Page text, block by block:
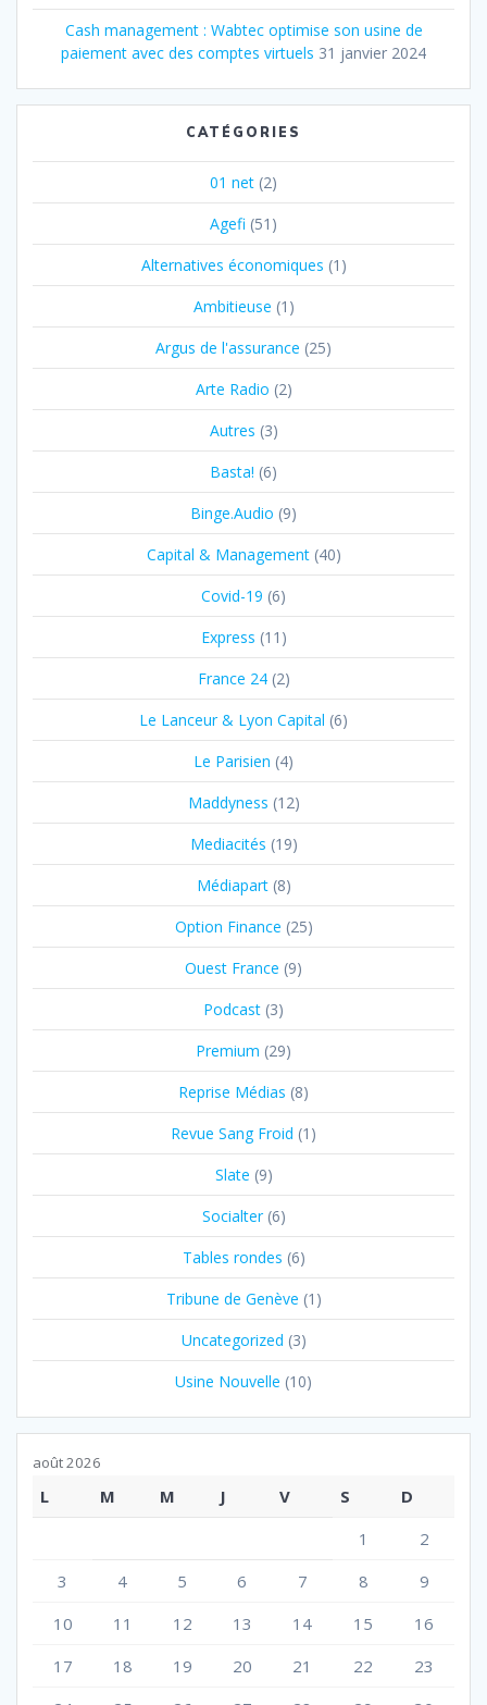
Cash management : Wabtec optimise son usine de
paiement avec des comptes virtuels 31 janvier 2024
CATÉGORIES
01 net (2)
Agefi (51)
Alternatives économiques (1)
Ambitieuse (1)
Argus de l'assurance (25)
Arte Radio (2)
Autres (3)
Basta! (6)
Binge.Audio (9)
Capital & Management(40)
Covid-19 (6)
Express (11)
France 24(2)
Le Lanceur & Lyon Capital (6)
Le Parisien (4)
Maddyness (12)
Mediacités (19)
Médiapart(8)
Option Finance (25)
Ouest France (9)
Podcast (3)
Premium (29)
Reprise Médias (8)
Revue Sang Froid (1)
Slate (9)
Socialter(6)
Tables rondes (6)
Tribune de Genève (1)
Uncategorized (3)
Usine Nouvelle (10)
août 2026
L M M J V S
D
1
2
3
4 5 6 7 8
9
10
11 12 13 14 15
16
17
18 19 20 21 22
23